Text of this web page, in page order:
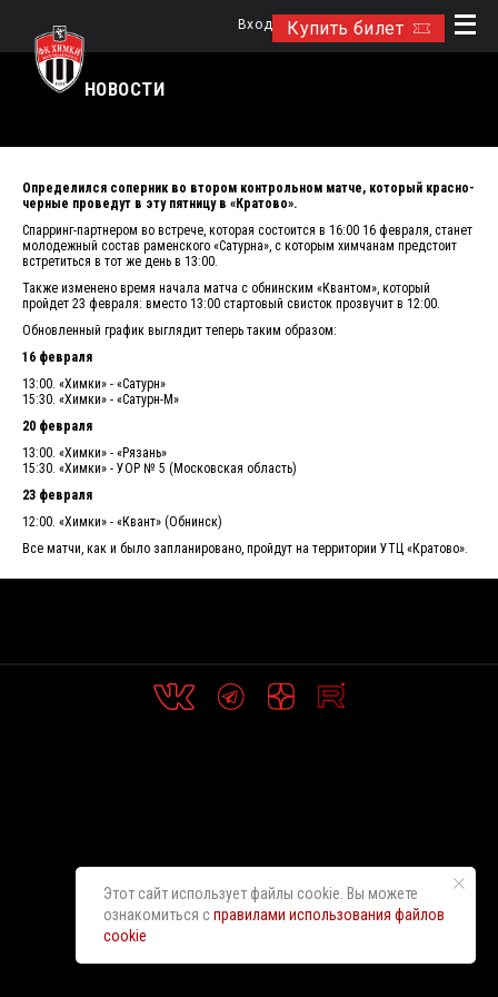
Купить билет
Вход
НОВОСТИ
Определился соперник во втором контрольном матче, который красно-
черные проведут в эту пятницу в «Кратово».
Спарринг-партнером во встрече, которая состоится в 16:00 16 февраля, станет
молодежный состав раменского «Сатурна», с которым химчанам предстоит
встретиться в тот же день в 13:00.
Также изменено время начала матча с обнинским «Квантом», который
пройдет 23 февраля: вместо 13:00 стартовый свисток прозвучит в 12:00.
Обновленный график выглядит теперь таким образом:
16 февраля
13:00. «Химки» - «Сатурн»
15:30. «Химки» - «Сатурн-М»
20 февраля
13:00. «Химки» - «Рязань»
15:30. «Химки» - УОР № 5 (Московская область)
23 февраля
12:00. «Химки» - «Квант» (Обнинск)
Все матчи, как и было запланировано, пройдут на территории УТЦ «Кратово».
Этот сайт использует файлы cookie. Вы можете
ознакомиться справилами использования файлов
cookie